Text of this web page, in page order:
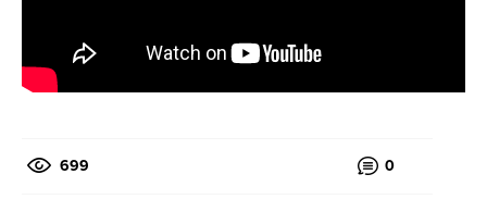
699 0